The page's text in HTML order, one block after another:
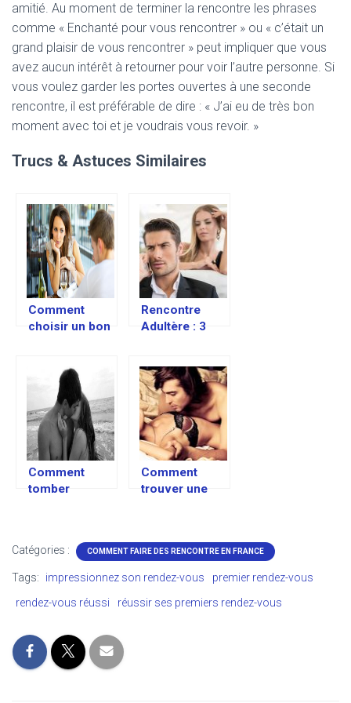
amitié. Au moment de terminer la rencontre les phrases
comme « Enchanté pour vous rencontrer » ou « c’était un
grand plaisir de vous rencontrer » peut impliquer que vous
avez aucun intérêt à retourner pour voir l’autre personne. Si
vous voulez garder les portes ouvertes à une seconde
rencontre, il est préférable de dire : « J’ai eu de très bon
moment avec toi et je voudrais vous revoir. »
Trucs & Astuces Similaires
Comment
choisir un bon
Rencontre
Adultère : 3
faire coincer à
tromper
Comment
tomber
Comment
trouver une
Catégories : COMMENT FAIRE DES RENCONTRE EN FRANCE
Tags: impressionnez son rendez-vous
premier rendez-vous
rendez-vous réussi
réussir ses premiers rendez-vous